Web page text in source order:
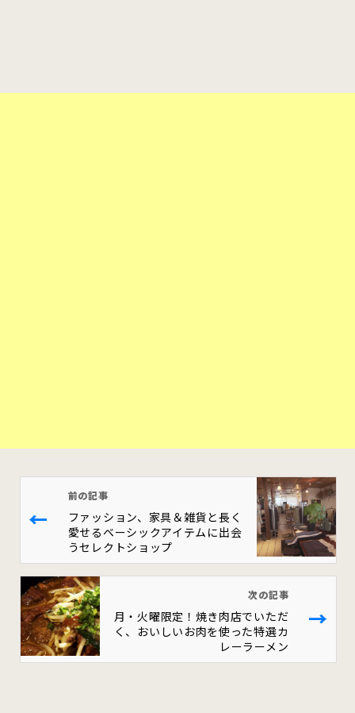
←
前の記事
ファッション、家具＆雑貨と長く
愛せるベーシックアイテムに出会
うセレクトショップ
次の記事
月・火曜限定！焼き肉店でいただ
く、おいしいお肉を使った特選カ
レーラーメン
→